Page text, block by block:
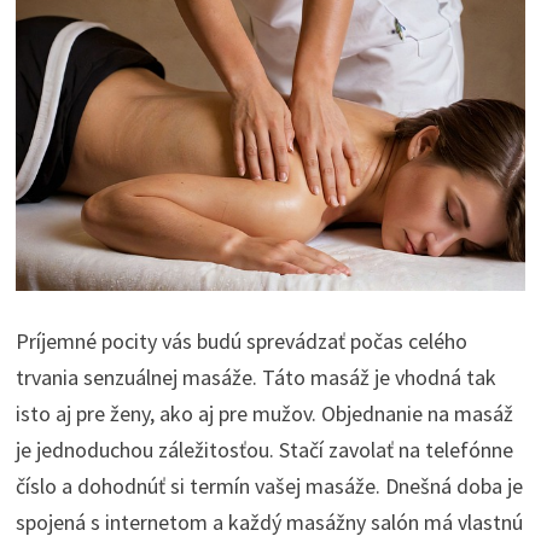
Príjemné pocity vás budú sprevádzať počas celého
trvania senzuálnej masáže. Táto masáž je vhodná tak
isto aj pre ženy, ako aj pre mužov. Objednanie na masáž
je jednoduchou záležitosťou. Stačí zavolať na telefónne
číslo a dohodnúť si termín vašej masáže. Dnešná doba je
spojená s internetom a každý masážny salón má vlastnú